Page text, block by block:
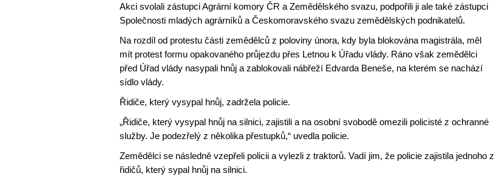
Akci svolali zástupci Agrární komory ČR a Zemědělského svazu, podpořili ji ale také zástupci
Společnosti mladých agrárníků a Českomoravského svazu zemědělských podnikatelů.
Na rozdíl od protestu části zemědělců z poloviny února, kdy byla blokována magistrála, měl
mít protest formu opakovaného průjezdu přes Letnou k Úřadu vlády. Ráno však zemědělci
před Úřad vlády nasypali hnůj a zablokovali nábřeží Edvarda Beneše, na kterém se nachází
sídlo vlády.
Řidiče, který vysypal hnůj, zadržela policie.
„Řidiče, který vysypal hnůj na silnici, zajistili a na osobní svobodě omezili policisté z ochranné
služby. Je podezřelý z několika přestupků,“ uvedla policie.
Zemědělci se následně vzepřeli policii a vylezli z traktorů. Vadí jim, že policie zajistila jednoho z
řidičů, který sypal hnůj na silnici.